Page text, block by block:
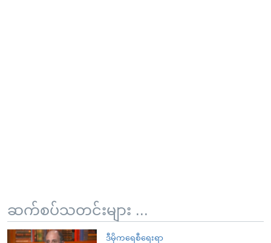
ဆက်စပ်သတင်းများ ...
ဒီမိုကရေစီရေးရာ